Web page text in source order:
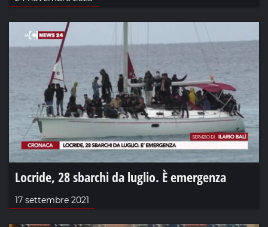
Locride, 28 sbarchi da luglio. È emergenza
17 settembre 2021